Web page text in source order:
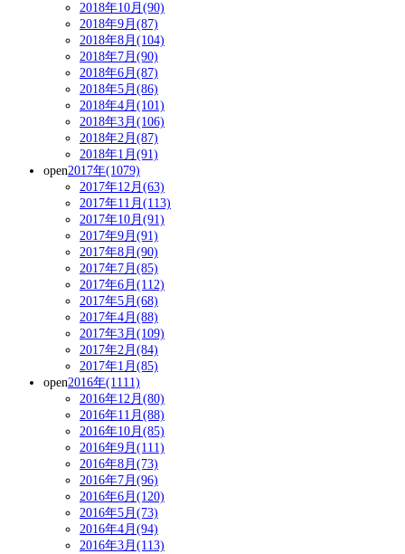
2018年10月(90)
2018年9月(87)
2018年8月(104)
2018年7月(90)
2018年6月(87)
2018年5月(86)
2018年4月(101)
2018年3月(106)
2018年2月(87)
2018年1月(91)
open2017年(1079)
2017年12月(63)
2017年11月(113)
2017年10月(91)
2017年9月(91)
2017年8月(90)
2017年7月(85)
2017年6月(112)
2017年5月(68)
2017年4月(88)
2017年3月(109)
2017年2月(84)
2017年1月(85)
open2016年(1111)
2016年12月(80)
2016年11月(88)
2016年10月(85)
2016年9月(111)
2016年8月(73)
2016年7月(96)
2016年6月(120)
2016年5月(73)
2016年4月(94)
2016年3月(113)